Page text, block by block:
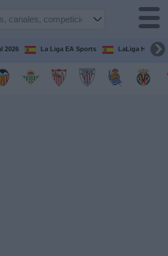
2026 La Liga EA Sports LaLiga